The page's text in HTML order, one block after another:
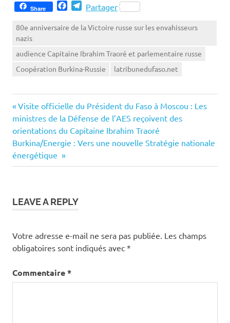
Share FacebookTelegram
Partager
80e anniversaire de la Victoire russe sur les envahisseurs
nazis
audience Capitaine Ibrahim Traoré et parlementaire russe
Coopération Burkina-Russie
latribunedufaso.net
Navigation
de
l’article
Previous
Post:
Visite officielle du Président du Faso à Moscou : Les
ministres de la Défense de l’AES reçoivent des
orientations du Capitaine Ibrahim Traoré
Next
Post:
Burkina/Energie : Vers une nouvelle Stratégie nationale
énergétique
LEAVE A REPLY
Votre adresse e-mail ne sera pas publiée. Les champs
obligatoires sont indiqués avec *
Commentaire*